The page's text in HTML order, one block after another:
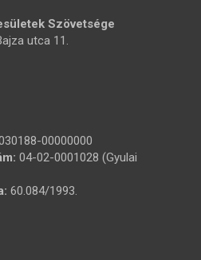
Szövetsége
utca 11.
00000000
04-02-0001028 (Gyulai
60.084/1993.